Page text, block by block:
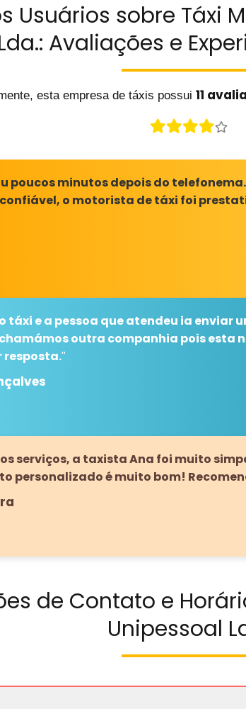
Usuários sobre Táxi
Avaliações e
esta empresa de táxis possui 11
poucos minutos depois do
o motorista de táxi foi
táxi e a pessoa que atendeu ia enviar
outra companhia pois esta
resposta."
serviços, a taxista Ana foi muito
personalizado é muito bom!
de Contato e
Unipessoal